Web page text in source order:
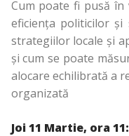
Cum poate fi pusă
eficienţa politicilor şi
strategiilor locale şi
şi cum se poate
alocare echilibrată a
organizată
Joi 11 Martie, ora